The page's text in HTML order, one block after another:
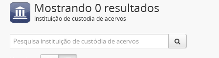
Mostrando 0 resultados
Instituição de custódia de acervos